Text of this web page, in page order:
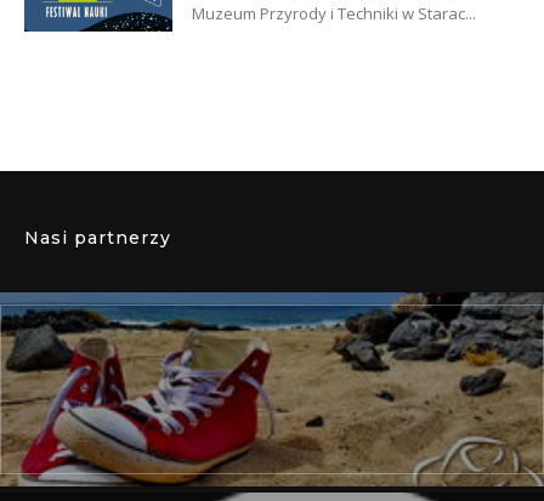
Muzeum Przyrody i Techniki w Starac...
Nasi partnerzy